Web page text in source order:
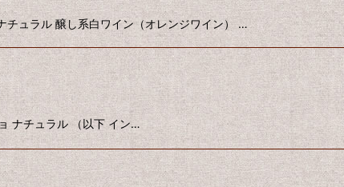
チュラル 醸し系白ワイン（オレンジワイン） …
ナチュラル （以下 イン…